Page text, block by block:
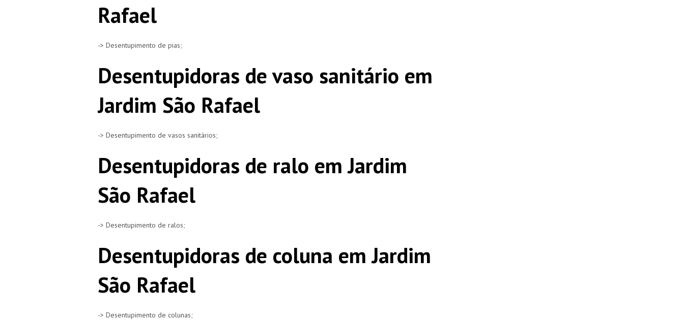
Rafael
-> Desentupimento de pias;
Desentupidoras de vaso sanitário em
Jardim São Rafael
-> Desentupimento de vasos sanitários;
Desentupidoras de ralo em Jardim
São Rafael
-> Desentupimento de ralos;
Desentupidoras de coluna em Jardim
São Rafael
-> Desentupimento de colunas;